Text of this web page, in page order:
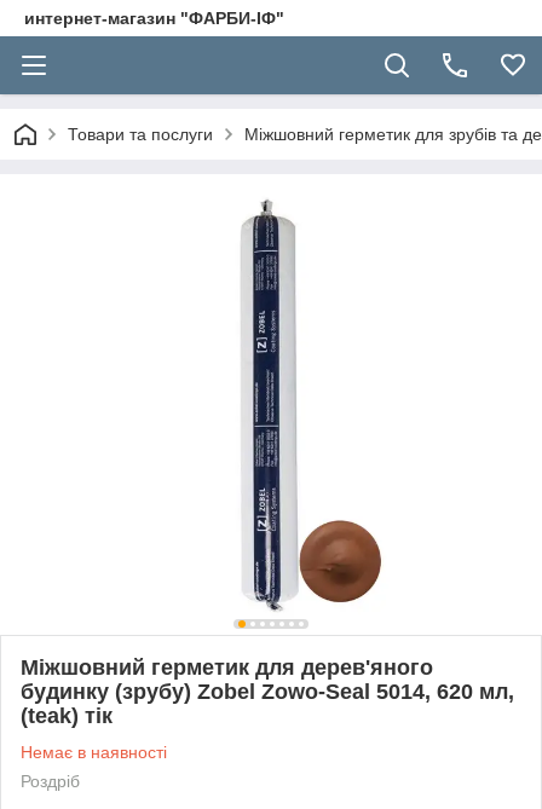
интернет-магазин "ФАРБИ-ІФ"
Товари та послуги Міжшовний герметик для зрубів та
Міжшовний герметик для дерев'яного
будинку (зрубу) Zobel Zowo-Seal 5014, 620 мл,
(teak) тік
Немає в наявності
Роздріб